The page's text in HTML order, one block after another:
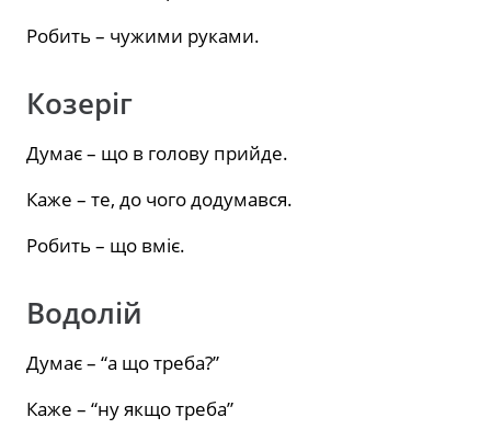
Робить – чужими руками.
Козеріг
Думає – що в голову прийде.
Каже – те, до чого додумався.
Робить – що вміє.
Водолій
Думає – “а що треба?”
Каже – “ну якщо треба”